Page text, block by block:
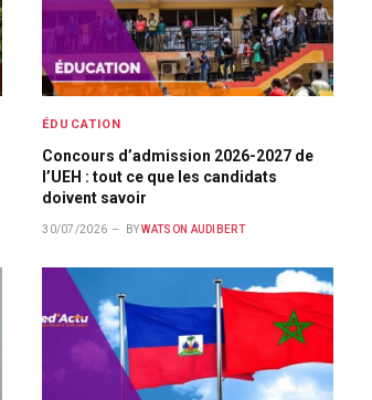
ÉDUCATION
Concours d’admission 2026-2027 de
l’UEH : tout ce que les candidats
doivent savoir
30/07/2026 BY WATSON AUDIBERT